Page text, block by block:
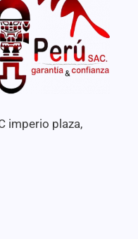
imperio plaza,